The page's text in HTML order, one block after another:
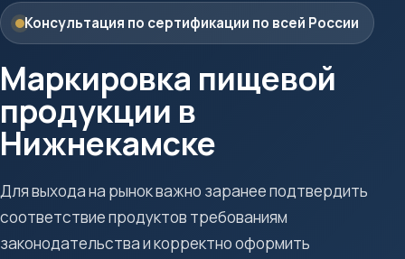
Консультация по сертификации по всей России
Маркировка пищевой
продукции в
Нижнекамске
Для выхода на рынок важно заранее подтвердить
соответствие продуктов требованиям
законодательства и корректно оформить